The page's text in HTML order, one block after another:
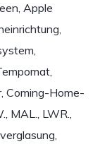
Apple
Coming-Home-
MAL., LWR.,